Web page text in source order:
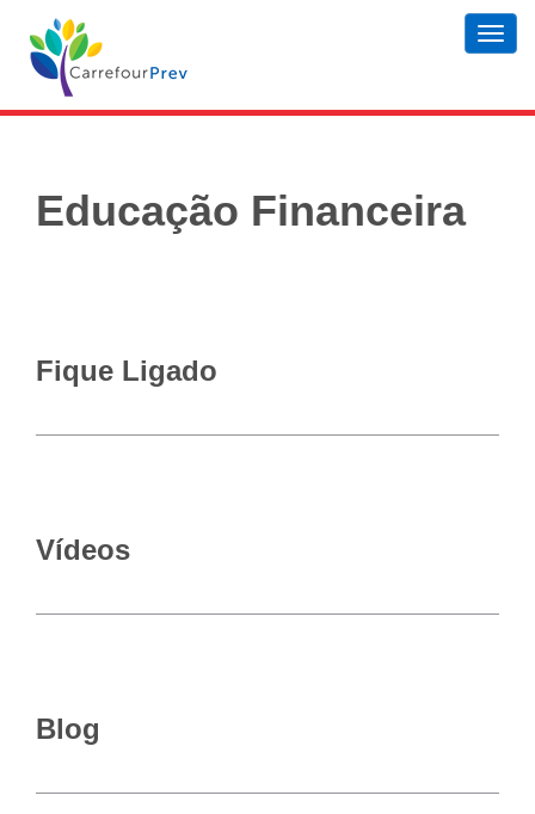
Educação Financeira
Fique Ligado
Vídeos
Blog